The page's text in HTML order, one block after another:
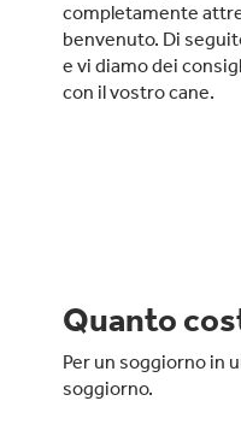
completamente
benvenuto. Di
e vi diamo dei
con il vostro cane.
Quanto
Per un soggiorno in
soggiorno.